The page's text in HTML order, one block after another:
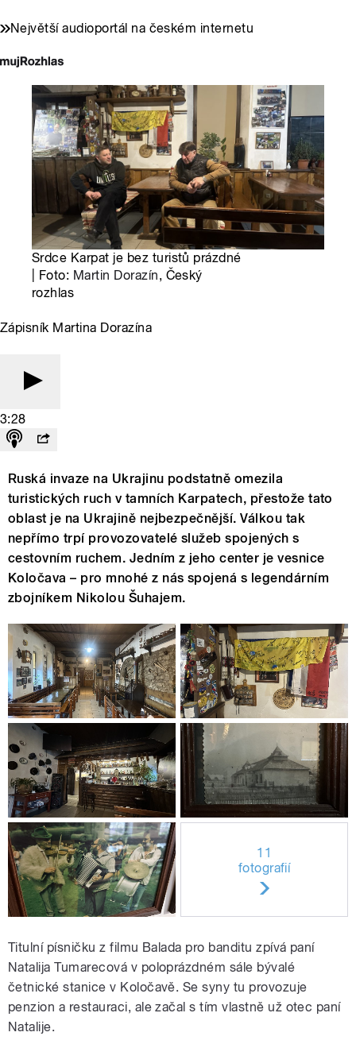
Největší audioportál na českém internetu
Srdce Karpat je bez turistů prázdné
| Foto: Martin Dorazín, Český
rozhlas
Zápisník Martina Dorazína
3:28
Ruská invaze na Ukrajinu podstatně omezila
turistických ruch v tamních Karpatech, přestože tato
oblast je na Ukrajině nejbezpečnější. Válkou tak
nepřímo trpí provozovatelé služeb spojených s
cestovním ruchem. Jedním z jeho center je vesnice
Koločava – pro mnohé z nás spojená s legendárním
zbojníkem Nikolou Šuhajem.
11
fotografií
Titulní písničku z filmu Balada pro banditu zpívá paní
Natalija Tumarecová v poloprázdném sále bývalé
četnické stanice v Koločavě. Se syny tu provozuje
penzion a restauraci, ale začal s tím vlastně už otec paní
Natalije.